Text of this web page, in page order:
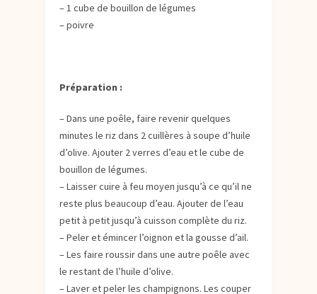
– 1 cube de bouillon de légumes
– poivre
Préparation :
– Dans une poêle, faire revenir quelques
minutes le riz dans 2 cuillères à soupe d’huile
d’olive. Ajouter 2 verres d’eau et le cube de
bouillon de légumes.
– Laisser cuire à feu moyen jusqu’à ce qu’il ne
reste plus beaucoup d’eau. Ajouter de l’eau
petit à petit jusqu’à cuisson complète du riz.
– Peler et émincer l’oignon et la gousse d’ail.
– Les faire roussir dans une autre poêle avec
le restant de l’huile d’olive.
– Laver et peler les champignons. Les couper